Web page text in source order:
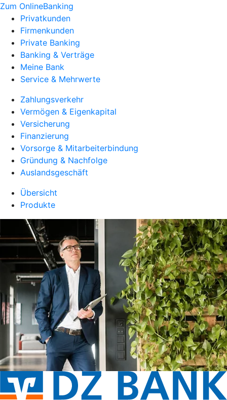
Zum OnlineBanking
Privatkunden
Firmenkunden
Private Banking
Banking & Verträge
Meine Bank
Service & Mehrwerte
Zahlungsverkehr
Vermögen & Eigenkapital
Versicherung
Finanzierung
Vorsorge & Mitarbeiterbindung
Gründung & Nachfolge
Auslandsgeschäft
Übersicht
Produkte